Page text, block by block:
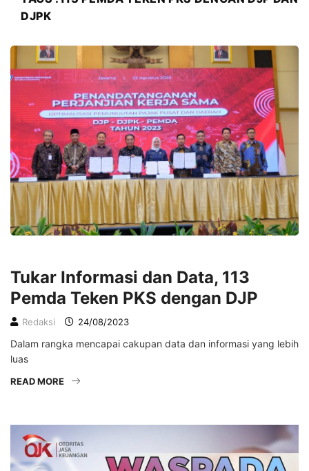
DJPK
Tukar Informasi dan Data, 113
Pemda Teken PKS dengan DJP
Redaksi 24/08/2023
Dalam rangka mencapai cakupan data dan informasi yang lebih
luas
READ MORE